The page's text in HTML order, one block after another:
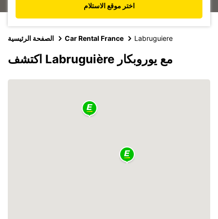
اختر موقع الاستلام
الصفحة الرئيسية Car Rental France Labruguiere
اكتشف Labruguière مع يوروبكار